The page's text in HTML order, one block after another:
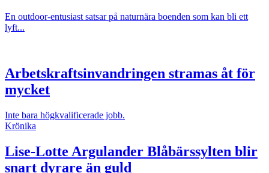
En outdoor-entusiast satsar på naturnära boenden som kan bli ett
lyft...
Arbetskraftsinvandringen stramas åt för
mycket
Inte bara högkvalificerade jobb.
Krönika
Lise-Lotte Argulander Blåbärssylten blir
snart dyrare än guld